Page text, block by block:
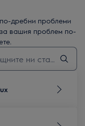
дребни проблеми
вашия проблем по-